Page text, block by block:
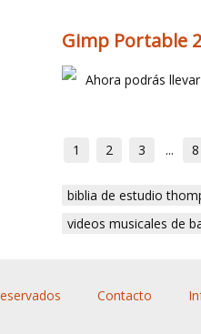
Gimp Portable
Ahora podrás
1 2 3 ... 8
biblia de estudio
videos musicales de
Contacto